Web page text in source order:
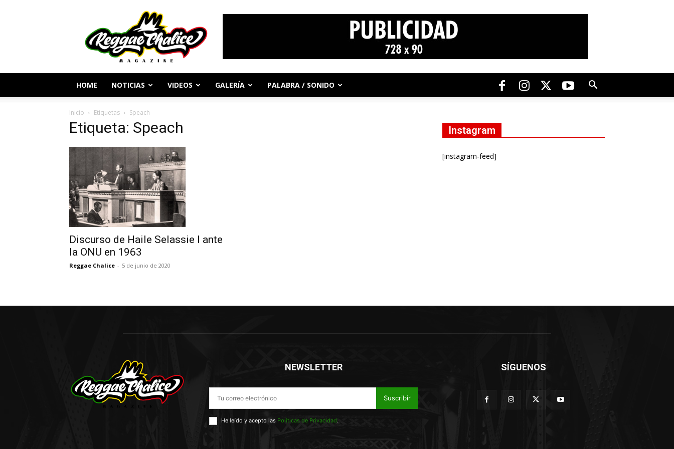
Periodismo
y
Cultura
Reggae
HOME NOTICIAS VIDEOS GALERÍA PALABRA / SONIDO
Inicio Etiquetas Speach
Etiqueta: Speach
Discurso de Haile Selassie I ante
la ONU en 1963
Reggae Chalice - 5 de junio de 2020
Instagram
[instagram-feed]
NEWSLETTER
Suscribir
He leído y acepto las Políticas de Privacidad.
SÍGUENOS